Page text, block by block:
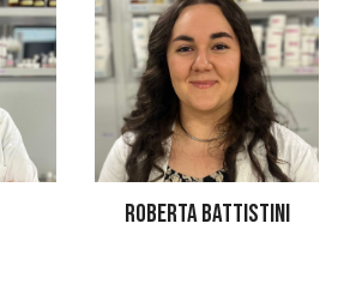
ROBERTA BATTISTINI